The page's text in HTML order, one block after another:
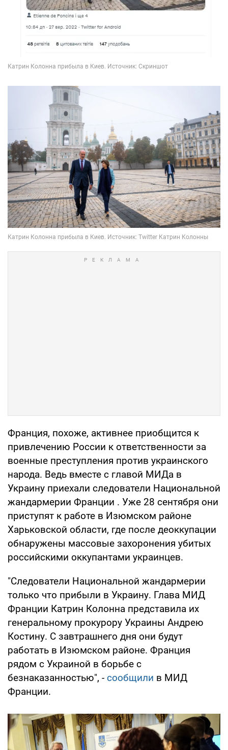
Франция, похоже, активнее приобщится к
привлечению России к ответственности за
военные преступления против украинского
народа. Ведь вместе с главой МИДа в
Украину приехали следователи Национальной
жандармерии Франции . Уже 28 сентября они
приступят к работе в Изюмском районе
Харьковской области, где после деоккупации
обнаружены массовые захоронения убитых
российскими оккупантами украинцев.
"Следователи Национальной жандармерии
только что прибыли в Украину. Глава МИД
Франции Катрин Колонна представила их
генеральному прокурору Украины Андрею
Костину. С завтрашнего дня они будут
работать в Изюмском районе. Франция
рядом с Украиной в борьбе с
безнаказанностью", - сообщили в МИД
Франции.